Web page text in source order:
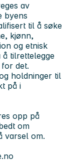
av
byens
til å søke
kjønn,
og etnisk
tilrettelegge
det.
holdninger til
på i
opp på
om
varsel om.